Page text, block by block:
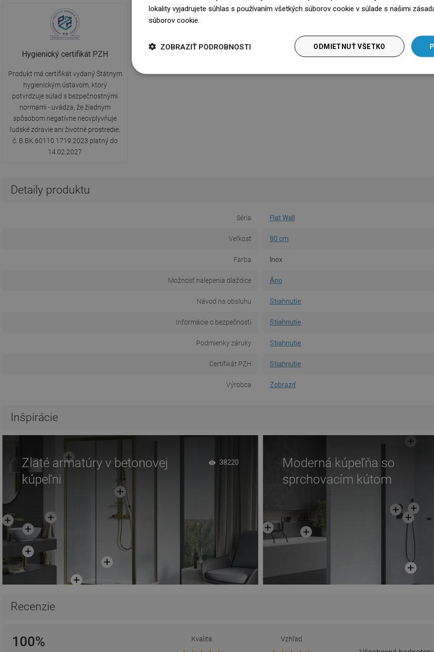
Hygienický certifikát PZH
Produkt má certifikát vydaný Štátnym
hygienickým ústavom, ktorý
potvrdzuje súlad s bezpečnostnými
normami - uvádza, že žiadnym
spôsobom negatívne neovplyvňuje
ľudské zdravie ani životné prostredie.
č. B.BK.60110.1719.2023 platný do
14.02.2027
Detaily produktu
Séria Flat Wall
Veľkosť 80 cm
Farba Inox
Možnosť nalepenia dlaždice Áno
Návod na obsluhu Stiahnutie
Informácie o bezpečnosti Stiahnutie
Podmienky záruky Stiahnutie
Certifikát PZH Stiahnutie
Výrobca Zobraziť
Inšpirácie
Zlaté armatúry v betonovej
kúpeľni
38220
Moderná kúpeľňa so
sprchovacím kútom
Recenzie
100% Kvalita Vzhľad
lokality vyjadrujete súhlas s používaním všetkých súborov cookie v súlade s našimi
súborov cookie.
ODMIETNUŤ VŠETKO
ZOBRAZIŤ PODROBNOSTI